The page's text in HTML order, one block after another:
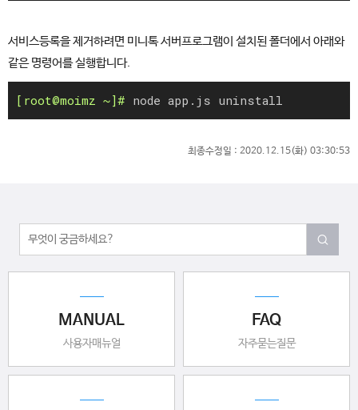
서비스등록을 제거하려면 미니톡 서버프로그램이 설치된 폴더에서 아래와
같은 명령어를 실행합니다.
node app.js uninstall
최종수정일 : 2020.12.15(화) 03:30:53
MANUAL
사용자매뉴얼
FAQ
자주묻는질문